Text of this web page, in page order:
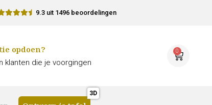
9.3 uit 1496 beoordelingen
opdoen?
klanten die je voorgingen
0